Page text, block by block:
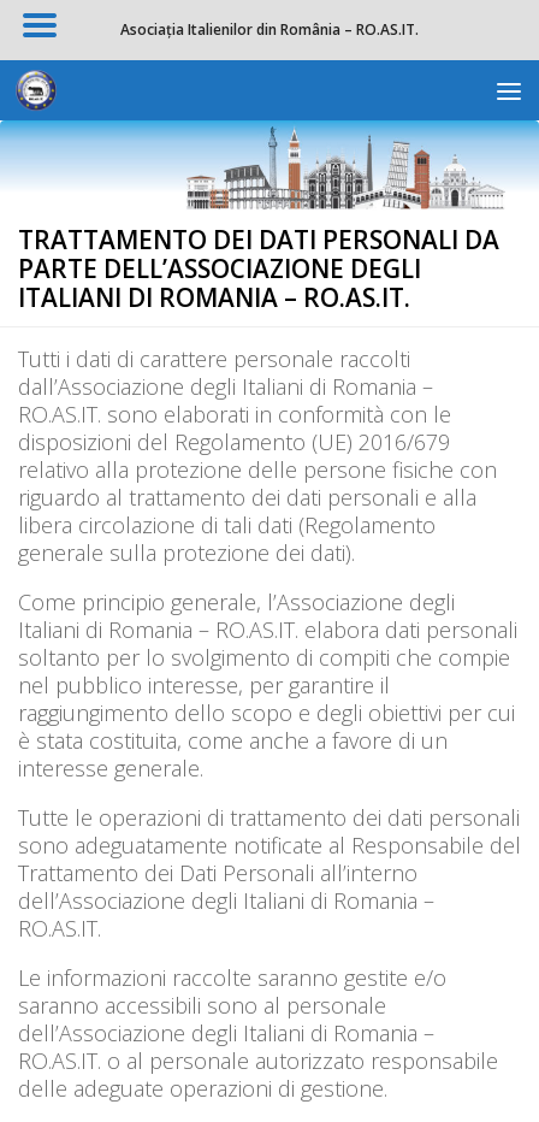
Apri la
Salta al contenuto
TRATTAMENTO DEI DATI PERSONALI DA
PARTE DELL’ASSOCIAZIONE DEGLI
ITALIANI DI ROMANIA – RO.AS.IT.
Tutti i dati di carattere personale raccolti
dall’Associazione degli Italiani di Romania –
RO.AS.IT. sono elaborati in conformità con le
disposizioni del Regolamento (UE) 2016/679
relativo alla protezione delle persone fisiche con
riguardo al trattamento dei dati personali e alla
libera circolazione di tali dati (Regolamento
generale sulla protezione dei dati).
Come principio generale, l’Associazione degli
Italiani di Romania – RO.AS.IT. elabora dati personali
soltanto per lo svolgimento di compiti che compie
nel pubblico interesse, per garantire il
raggiungimento dello scopo e degli obiettivi per cui
è stata costituita, come anche a favore di un
interesse generale.
Tutte le operazioni di trattamento dei dati personali
sono adeguatamente notificate al Responsabile del
Trattamento dei Dati Personali all’interno
dell’Associazione degli Italiani di Romania –
RO.AS.IT.
Le informazioni raccolte saranno gestite e/o
saranno accessibili sono al personale
dell’Associazione degli Italiani di Romania –
RO.AS.IT. o al personale autorizzato responsabile
delle adeguate operazioni di gestione.
Asociația Italienilor din România – RO.AS.IT.